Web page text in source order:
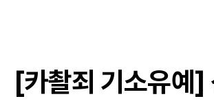
[카촬죄 기소유예]